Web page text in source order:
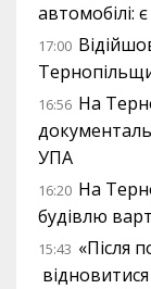
автомобілі:
17:00
16:56 На
УПА
16:20 На
будівлю
15:43 «Після